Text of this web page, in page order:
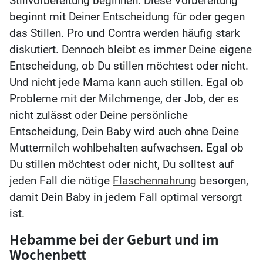
beginnt mit Deiner Entscheidung für oder gegen
das Stillen. Pro und Contra werden häufig stark
diskutiert. Dennoch bleibt es immer Deine eigene
Entscheidung, ob Du stillen möchtest oder nicht.
Und nicht jede Mama kann auch stillen. Egal ob
Probleme mit der Milchmenge, der Job, der es
nicht zulässt oder Deine persönliche
Entscheidung, Dein Baby wird auch ohne Deine
Muttermilch wohlbehalten aufwachsen. Egal ob
Du stillen möchtest oder nicht, Du solltest auf
jeden Fall die nötige Flaschennahrung besorgen,
damit Dein Baby in jedem Fall optimal versorgt
ist.
Hebamme bei der Geburt und im
Wochenbett